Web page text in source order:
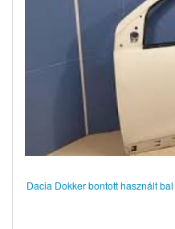
Dacia Dokker bontott használt